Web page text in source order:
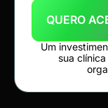
QUERO
Um
sua